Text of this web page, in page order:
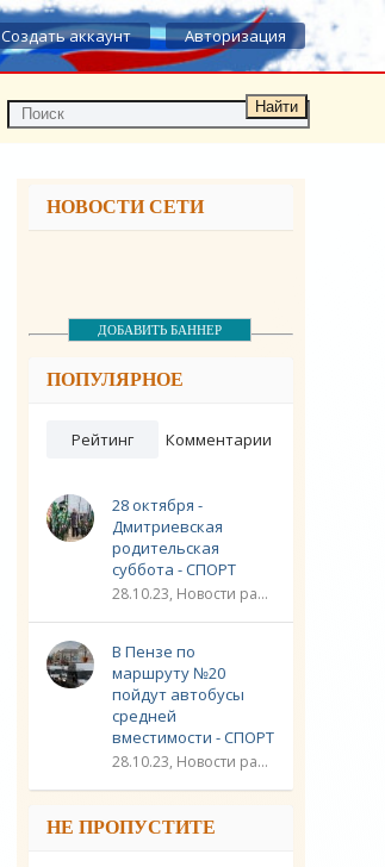
Создать аккаунт Авторизация
Найти
НОВОСТИ СЕТИ
ДОБАВИТЬ БАННЕР
ПОПУЛЯРНОЕ
Рейтинг Комментарии
28 октября -
Дмитриевская
родительская
суббота - СПОРТ
28.10.23, Новости разное / Плавание / Спорт
В Пензе по
маршруту №20
пойдут автобусы
средней
вместимости - СПОРТ
28.10.23, Новости разное / Другие виды спорта / Видео новости / Плавание / Спорт
НЕ ПРОПУСТИТЕ